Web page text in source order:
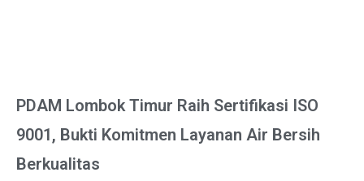
PDAM Lombok Timur Raih Sertifikasi ISO
9001, Bukti Komitmen Layanan Air Bersih
Berkualitas